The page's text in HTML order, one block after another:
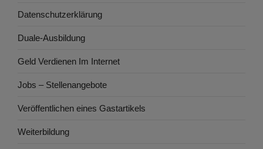
Datenschutzerklärung
Duale-Ausbildung
Geld Verdienen Im Internet
Jobs – Stellenangebote
Veröffentlichen eines Gastartikels
Weiterbildung